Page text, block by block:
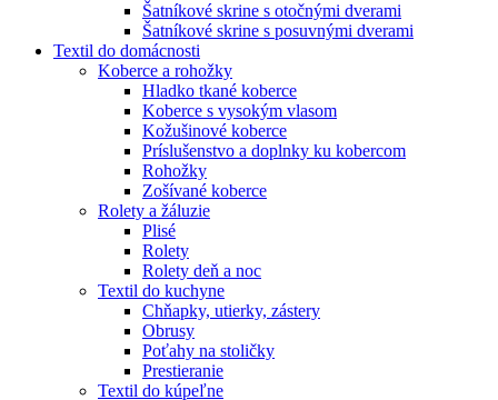
Šatníkové skrine s otočnými dverami
Šatníkové skrine s posuvnými dverami
Textil do domácnosti
Koberce a rohožky
Hladko tkané koberce
Koberce s vysokým vlasom
Kožušinové koberce
Príslušenstvo a doplnky ku kobercom
Rohožky
Zošívané koberce
Rolety a žáluzie
Plisé
Rolety
Rolety deň a noc
Textil do kuchyne
Chňapky, utierky, zástery
Obrusy
Poťahy na stoličky
Prestieranie
Textil do kúpeľne